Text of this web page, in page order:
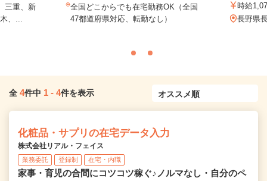
三重、新
、...
全国どこからでも在宅勤務OK（全国
47都道府県対応、転勤なし）
時給
長野県
全 4件中 1 - 4件を表示
化粧品・サプリの在宅データ入力
株式会社リアル・フェイス
業務委託 登録制 在宅・内職
家事・育児の合間にコツコツ稼ぐ♪ノルマなし・自分のペ